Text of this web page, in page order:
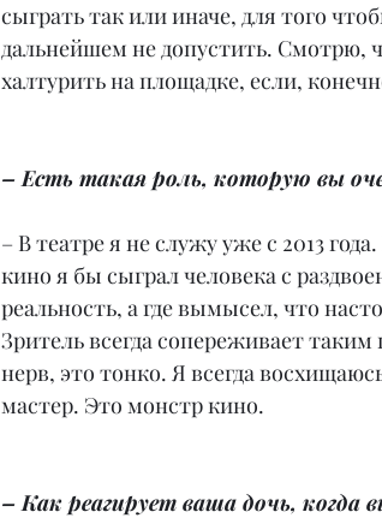
сыграть так или иначе, для того
дальнейшем не допустить. Смотрю,
халтурить на площадке, если,
– Есть такая роль, которую вы
– В театре я не служу уже с 2013
кино я бы сыграл человека с
реальность, а где вымысел, что
Зритель всегда сопереживает
нерв, это тонко. Я всегда
мастер. Это монстр кино.
– Как реагирует ваша дочь, когда